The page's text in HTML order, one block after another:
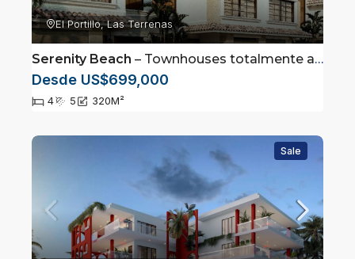
El Portillo, Las Terrenas
Serenity Beach – Townhouses totalmente amueblados en Las Terrenas, Samaná
Desde US$699,000
4 5 320M²
Sale